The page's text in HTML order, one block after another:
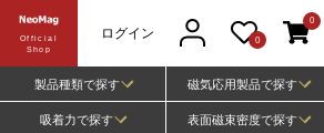
Official
Shop
ログイン 0
0
製品種類で探す 磁気応用製品で探す
吸着力で探す
表面磁束密度で探す